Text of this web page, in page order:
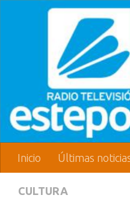
Inicio Últimas
CULTURA